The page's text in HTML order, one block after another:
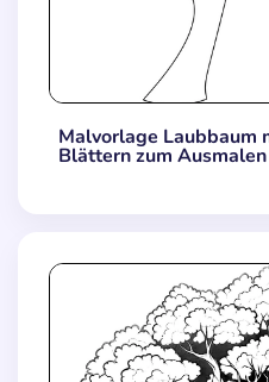
Malvorlage Laubbaum
Blättern zum Ausmalen